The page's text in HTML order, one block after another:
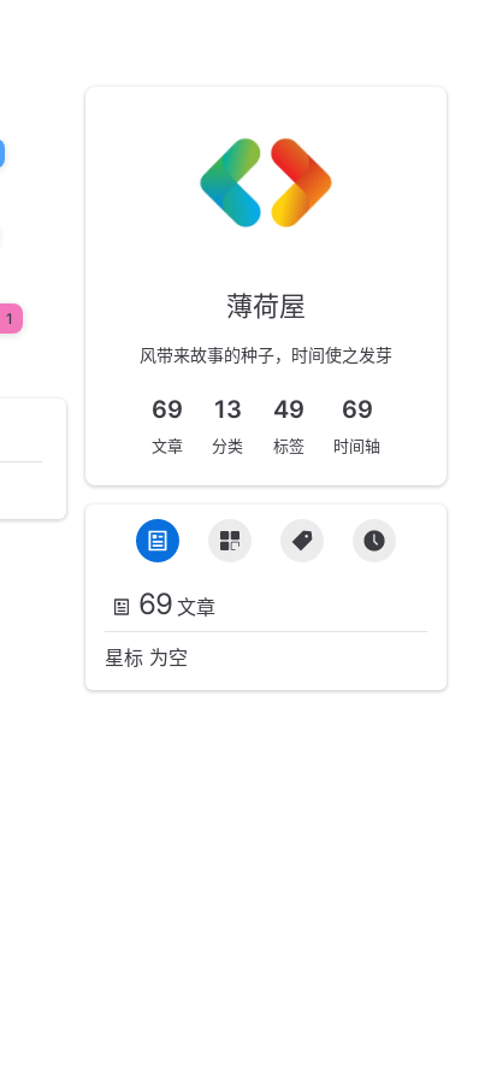
1 薄荷屋
风带来故事的种子，时间使之发芽
69
文章
13
分类
49
标签
69
时间轴
69 文章
星标 为空